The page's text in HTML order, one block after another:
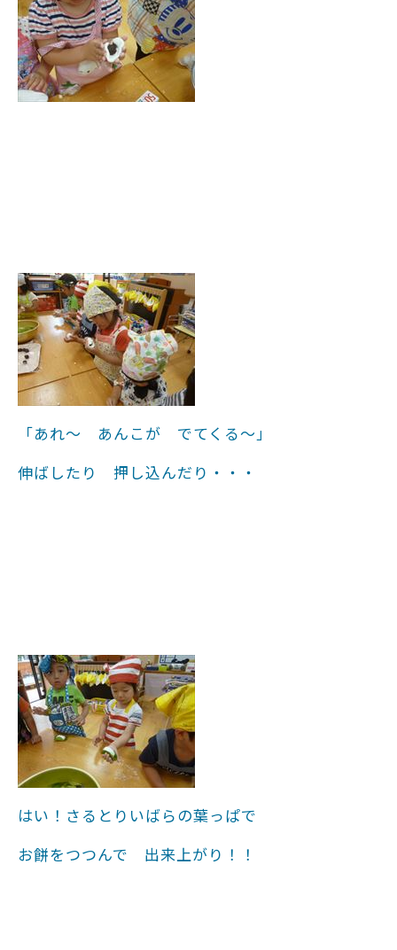
「あれ～ あんこが でてくる～」
伸ばしたり 押し込んだり・・・
はい！さるとりいばらの葉っぱで
お餅をつつんで 出来上がり！！